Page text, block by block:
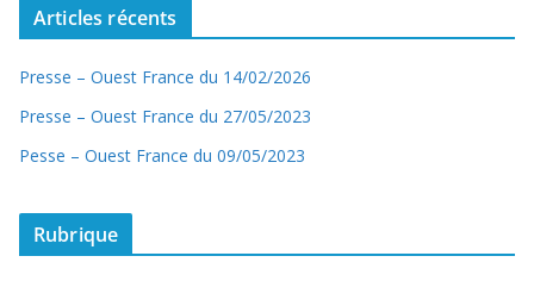
Articles récents
Presse – Ouest France du 14/02/2026
Presse – Ouest France du 27/05/2023
Pesse – Ouest France du 09/05/2023
Rubrique